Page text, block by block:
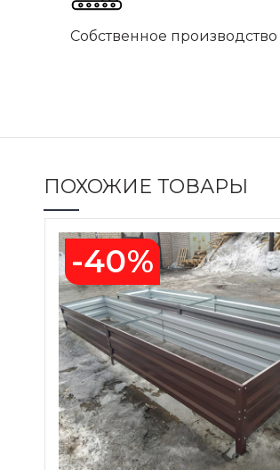
Собственное производство
ПОХОЖИЕ ТОВАРЫ
-40%